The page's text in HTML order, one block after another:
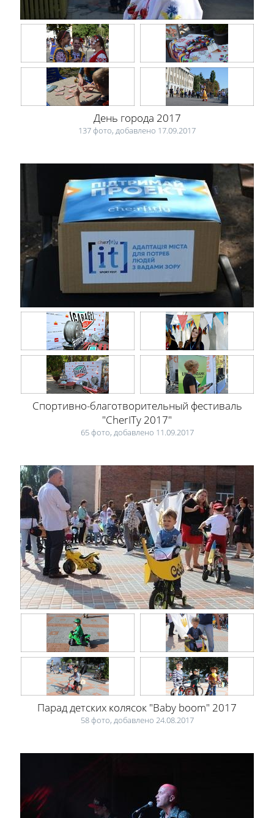
День города 2017
137 фото, добавлено 17.09.2017
Спортивно-благотворительный фестиваль
"CherITy 2017"
65 фото, добавлено 11.09.2017
Парад детских колясок "Baby boom" 2017
58 фото, добавлено 24.08.2017